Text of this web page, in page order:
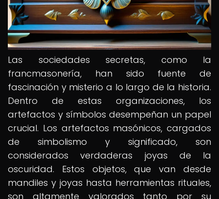
Las sociedades secretas, como la
francmasonería, han sido fuente de
fascinación y misterio a lo largo de la historia.
Dentro de estas organizaciones, los
artefactos y símbolos desempeñan un papel
crucial. Los artefactos masónicos, cargados
de simbolismo y significado, son
considerados verdaderas joyas de la
oscuridad. Estos objetos, que van desde
mandiles y joyas hasta herramientas rituales,
son altamente valorados tanto por su